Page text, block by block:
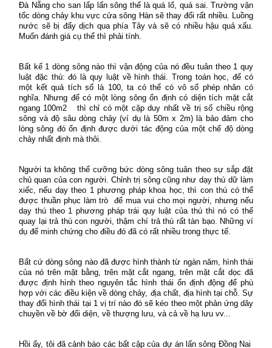
Đà Nẵng cho san lấp lấn sông thế là quá lố, quá sai. Trường vận
tốc dòng chảy khu vực cửa sông Hàn sẽ thay đổi rất nhiều. Luồng
nước sẽ bị đẩy dịch qua phía Tây và sẽ có nhiều hậu quả xấu.
Muốn đánh giá cụ thể thì phải tính.
Bất kể 1 dòng sông nào thì vận động của nó đều tuân theo 1 quy
luật đặc thù: đó là quy luật về hình thái. Trong toán học, để có
một kết quả tích số là 100, ta có thể có vô số phép nhân có
nghĩa. Nhưng để có một lòng sông ổn định có diện tích mặt cắt
ngang 100m2 thì chỉ có một cặp duy nhất về trị số chiều rộng
sông và độ sâu dòng chảy (ví dụ là 50m x 2m) là bảo đảm cho
lòng sông đó ổn định được dưới tác động của một chế độ dòng
chảy nhất định mà thôi.
Người ta không thể cưỡng bức dòng sông tuân theo sự sắp đặt
chủ quan của con người. Chỉnh trị sông cũng như dạy thú dữ làm
xiếc, nếu dạy theo 1 phương pháp khoa học, thì con thú có thể
được thuần phục làm trò để mua vui cho mọi người, nhưng nếu
dạy thú theo 1 phương pháp trái quy luật của thú thì nó có thể
quay lại trả thù con người, thậm chí trả thù rất tàn bạo. Những ví
dụ để minh chứng cho điều đó đã có rất nhiều trong thực tế.
Bất cứ dòng sông nào đã được hình thành từ ngàn năm, hình thái
của nó trên mặt bằng, trên mặt cắt ngang, trên mặt cắt dọc đã
được định hình theo nguyên tắc hình thái ổn định động để phù
hợp với các điều kiện về dòng chảy, địa chất, địa hình tại chỗ. Sự
thay đổi hình thái tại 1 vị trí nào đó sẽ kéo theo một phản ứng dây
chuyền về bờ đối diện, về thượng lưu, và cả về hạ lưu vv...
Hồi ấy, tôi đã cảnh báo các bất cập của dự án lấn sông Đồng Nai